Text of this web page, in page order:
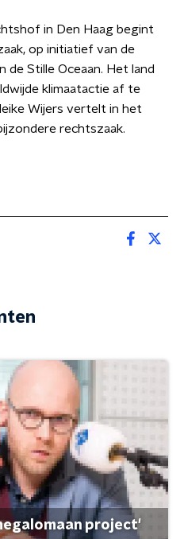
in Den Haag begint
op initiatief van de
de Stille Oceaan. Het land
klimaatactie af te
Wijers vertelt in het
rechtszaak.
project'